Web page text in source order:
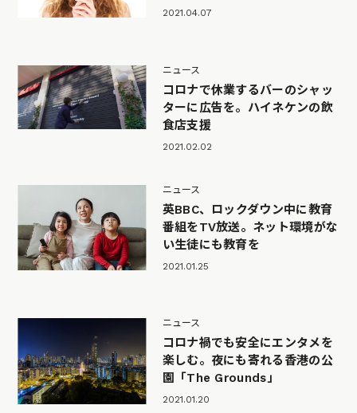
2021.04.07
ニュース
コロナで休業するバーのシャッ
ターに広告を。ハイネケンの飲
食店支援
2021.02.02
ニュース
英BBC、ロックダウン中に教育
番組をTV放送。ネット環境がな
い生徒にも教育を
2021.01.25
ニュース
コロナ禍でも安全にエンタメを
楽しむ。夜にも寄れる香港の公
園「The Grounds」
2021.01.20